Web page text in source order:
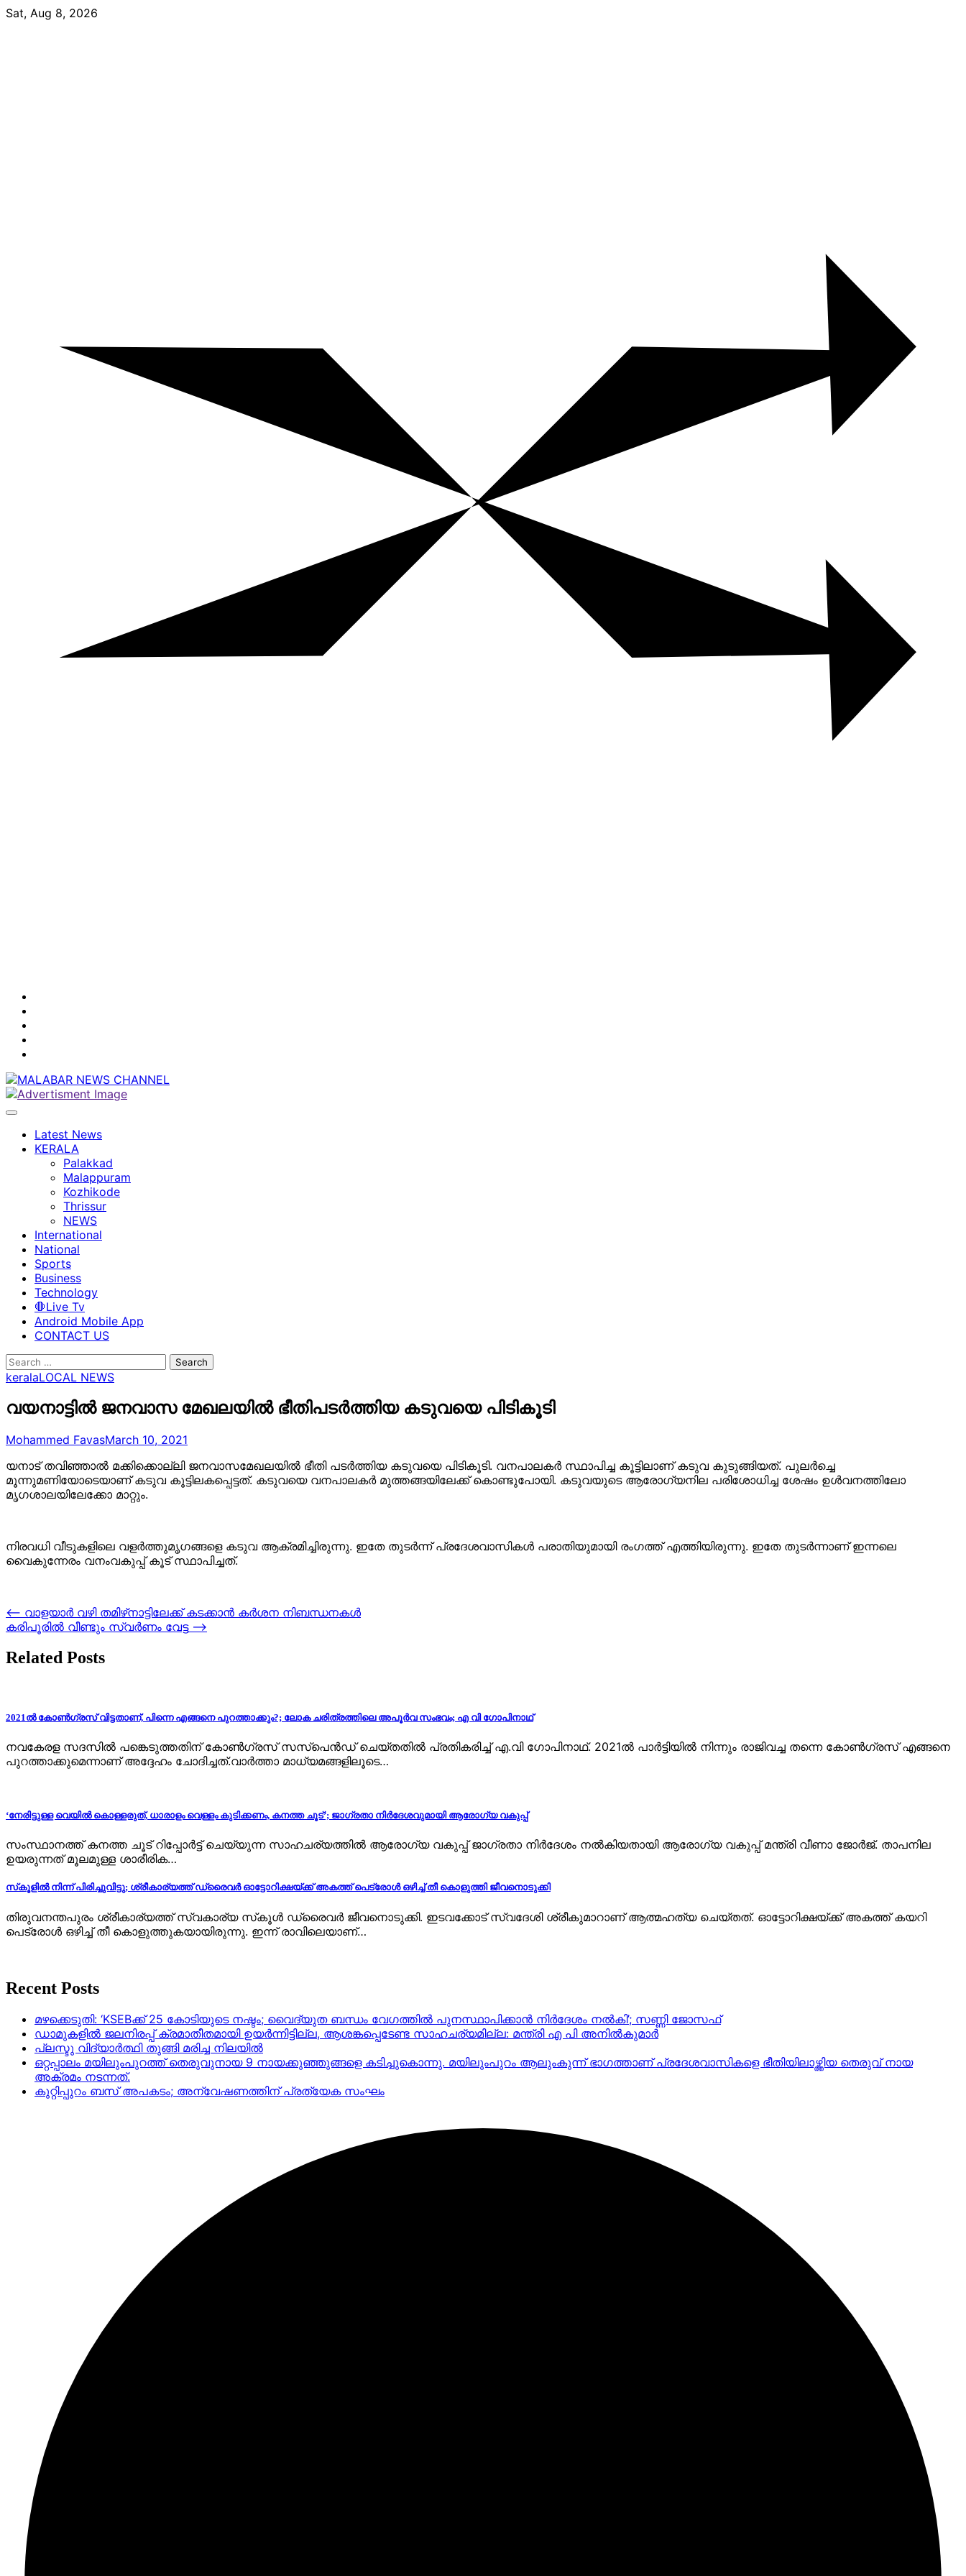
Skip
Sat, Aug 8, 2026
Latest News
KERALA
Palakkad
Malappuram
Kozhikode
Thrissur
NEWS
International
National
Sports
Business
Technology
🛑Live Tv
Android Mobile App
CONTACT US
Search
for:
keralaLOCAL NEWS
വയനാട്ടില്‍ ജനവാസ മേഖലയില്‍ ഭീതിപടര്‍ത്തിയ കടുവയെ പിടികൂടി
Mohammed FavasMarch 10, 2021
യനാട് തവിഞ്ഞാല്‍ മക്കിക്കൊല്ലി ജനവാസമേഖലയില്‍ ഭീതി പടര്‍ത്തിയ കടുവയെ പിടികൂടി. വനപാലകര്‍ സ്ഥാപിച്ച കൂട്ടിലാണ് കടുവ കുടുങ്ങിയത്. പുലര്‍ച്ചെ
മൂന്നുമണിയോടെയാണ് കടുവ കൂട്ടിലകപ്പെട്ടത്. കടുവയെ വനപാലകര്‍ മുത്തങ്ങയിലേക്ക് കൊണ്ടുപോയി. കടുവയുടെ ആരോഗ്യനില പരിശോധിച്ച ശേഷം ഉള്‍വനത്തിലോ
മൃഗശാലയിലേക്കോ മാറ്റും.
നിരവധി വീടുകളിലെ വളര്‍ത്തുമൃഗങ്ങളെ കടുവ ആക്രമിച്ചിരുന്നു. ഇതേ തുടര്‍ന്ന് പ്രദേശവാസികള്‍ പരാതിയുമായി രംഗത്ത് എത്തിയിരുന്നു. ഇതേ തുടര്‍ന്നാണ് ഇന്നലെ
വൈകുന്നേരം വനംവകുപ്പ് കൂട് സ്ഥാപിച്ചത്.
Post
navigation
⟵ വാളയാര്‍ വഴി തമിഴ്‌നാട്ടിലേക്ക് കടക്കാന്‍ കര്‍ശന നിബന്ധനകള്‍
കരിപൂരിൽ വീണ്ടും സ്വർണം വേട്ട ⟶
Related Posts
2021ൽ കോൺഗ്രസ് വിട്ടതാണ്, പിന്നെ എങ്ങനെ പുറത്താക്കും?; ലോക ചരിത്രത്തിലെ അപൂർവ സംഭവം; എ വി ഗോപിനാഥ്
നവകേരള സദസില്‍ പങ്കെടുത്തതിന് കോണ്‍ഗ്രസ് സസ്പെന്‍ഡ് ചെയ്തതില്‍ പ്രതികരിച്ച് എ.വി ഗോപിനാഥ്. 2021ല്‍ പാര്‍ട്ടിയില്‍ നിന്നും രാജിവച്ച തന്നെ കോണ്‍ഗ്രസ് എങ്ങനെ
പുറത്താക്കുമെന്നാണ് അദ്ദേഹം ചോദിച്ചത്.വാര്‍ത്താ മാധ്യമങ്ങളിലൂടെ…
‘നേരിട്ടുള്ള വെയില്‍ കൊള്ളരുത്, ധാരാളം വെള്ളം കുടിക്കണം, കനത്ത ചൂട്’; ജാഗ്രതാ നിര്‍ദേശവുമായി ആരോഗ്യ വകുപ്പ്
സംസ്ഥാനത്ത് കനത്ത ചൂട് റിപ്പോര്‍ട്ട് ചെയ്യുന്ന സാഹചര്യത്തില്‍ ആരോഗ്യ വകുപ്പ് ജാഗ്രതാ നിര്‍ദേശം നല്‍കിയതായി ആരോഗ്യ വകുപ്പ് മന്ത്രി വീണാ ജോര്‍ജ്. താപനില
ഉയരുന്നത് മൂലമുള്ള ശാരീരിക…
സ്‌കൂളില്‍ നിന്ന് പിരിച്ചുവിട്ടു; ശ്രീകാര്യത്ത് ഡ്രൈവര്‍ ഓട്ടോറിക്ഷയ്ക്ക് അകത്ത് പെട്രോള്‍ ഒഴിച്ച് തീ കൊളുത്തി ജീവനൊടുക്കി
തിരുവനന്തപുരം ശ്രീകാര്യത്ത് സ്വകാര്യ സ്‌കൂള്‍ ഡ്രൈവര്‍ ജീവനൊടുക്കി. ഇടവക്കോട് സ്വദേശി ശ്രീകുമാറാണ് ആത്മഹത്യ ചെയ്തത്. ഓട്ടോറിക്ഷയ്ക്ക് അകത്ത് കയറി
പെട്രോള്‍ ഒഴിച്ച് തീ കൊളുത്തുകയായിരുന്നു. ഇന്ന് രാവിലെയാണ്…
Recent Posts
മഴക്കെടുതി: ‘KSEBക്ക് 25 കോടിയുടെ നഷ്ടം; വൈദ്യുത ബന്ധം വേഗത്തിൽ പുനസ്ഥാപിക്കാൻ നിർ​ദേശം നൽകി’; സണ്ണി ജോസഫ്
ഡാമുകളില്‍ ജലനിരപ്പ് ക്രമാതീതമായി ഉയര്‍ന്നിട്ടില്ല, ആശങ്കപ്പെടേണ്ട സാഹചര്യമില്ല: മന്ത്രി എ പി അനില്‍കുമാര്‍
പ്ലസ്ടു വിദ്യാർത്ഥി തുങ്ങി മരിച്ച നിലയിൽ
ഒറ്റപ്പാലം മയിലുംപുറത്ത് തെരുവുനായ 9 നായക്കുഞ്ഞുങ്ങളെ കടിച്ചുകൊന്നു. മയിലുംപുറം ആലുംകുന്ന് ഭാഗത്താണ് പ്രദേശവാസികളെ ഭീതിയിലാഴ്ത്തിയ തെരുവ് നായ
അക്രമം നടന്നത്.
കുറ്റിപ്പുറം ബസ് അപകടം; അന്വേഷണത്തിന് പ്രത്യേക സംഘം